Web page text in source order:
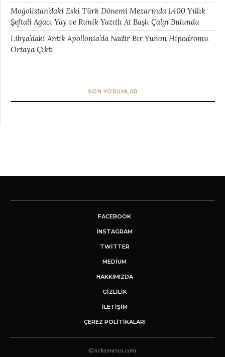
Moğolistan’daki Eski Türk Dönemi Mezarında 1.400 Yıllık
Şeftali Ağacı Yay ve Runik Yazıtlı At Başlı Çalgı Bulundu
Libya’daki Antik Apollonia’da Nadir Bir Yunan Hipodromu
Ortaya Çıktı
SON YORUMLAR
FACEBOOK
INSTAGRAM
TWITTER
MEDIUM
HAKKIMIZDA
GİZLİLİK
İLETIŞIM
ÇEREZ POLITIKALARI
©Arkeonews.com